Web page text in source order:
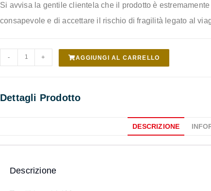
Si avvisa la gentile clientela che il prodotto è
consapevole e di accettare il rischio di fragilità legato al
- + AGGIUNGI AL CARRELLO
Dettagli Prodotto
DESCRIZIONE
Descrizione